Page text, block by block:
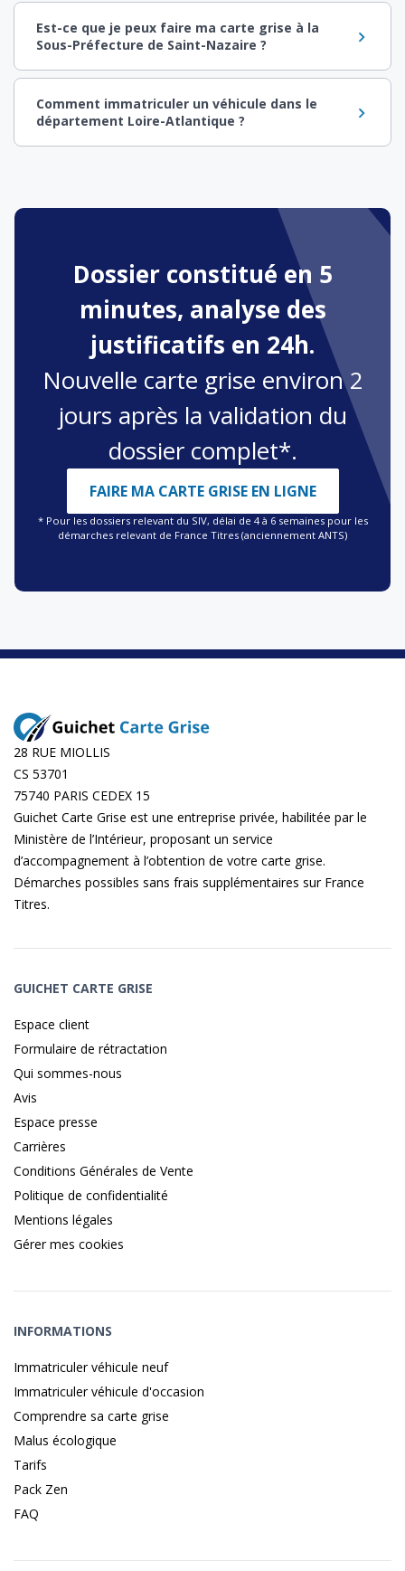
Est-ce que je peux faire ma carte grise à la
Sous-Préfecture de Saint-Nazaire ?
Comment immatriculer un véhicule dans le
département Loire-Atlantique ?
Dossier constitué en 5
minutes, analyse des
justificatifs en 24h.
Nouvelle carte grise environ 2
jours après la validation du
dossier complet*.
FAIRE MA CARTE GRISE EN LIGNE
* Pour les dossiers relevant du SIV, délai de 4 à 6 semaines pour les
démarches relevant de France Titres (anciennement ANTS)
28 RUE MIOLLIS
CS 53701
75740 PARIS CEDEX 15
Guichet Carte Grise est une entreprise privée, habilitée par le
Ministère de l’Intérieur, proposant un service
d’accompagnement à l’obtention de votre carte grise.
Démarches possibles sans frais supplémentaires sur France
Titres.
GUICHET CARTE GRISE
Espace client
Formulaire de rétractation
Qui sommes-nous
Avis
Espace presse
Carrières
Conditions Générales de Vente
Politique de confidentialité
Mentions légales
Gérer mes cookies
INFORMATIONS
Immatriculer véhicule neuf
Immatriculer véhicule d'occasion
Comprendre sa carte grise
Malus écologique
Tarifs
Pack Zen
FAQ